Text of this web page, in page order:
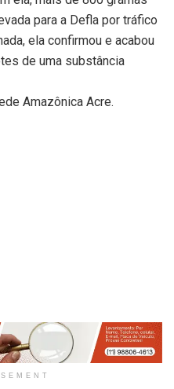
para a Defla por tráfico
ela confirmou e acabou
de uma substância
Amazônica Acre.